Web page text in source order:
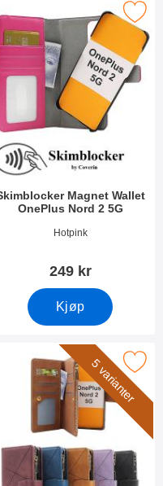
Deksel som
Magnet Wallet
OnePlus Nord 2 5G
41447
Hotpink
249 kr
Kjøp
Magnet Wallet
Nord 2 5G som favoritt
5 varianter
Nord 2 5G Luksus